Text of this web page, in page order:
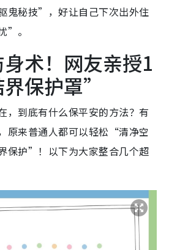
鬼秘技”，好让自己下次出外住
”。
术！网友亲授1
保护罩”
，到底有什么保平安的方法？有
原来普通人都可以轻松“清净空
护”！以下为大家整合几个超